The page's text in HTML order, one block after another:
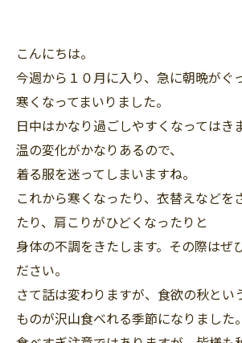
こんにちは。
今週から１０月に入り、急に朝晩がぐ
寒くなってまいりました。
日中はかなり過ごしやすくなってはき
温の変化がかなりあるので、
着る服を迷ってしまいますね。
これから寒くなったり、衣替えなどを
たり、肩こりがひどくなったりと
身体の不調をきたします。その際はぜ
ださい。
さて話は変わりますが、食欲の秋とい
ものが沢山食べれる季節になりました。